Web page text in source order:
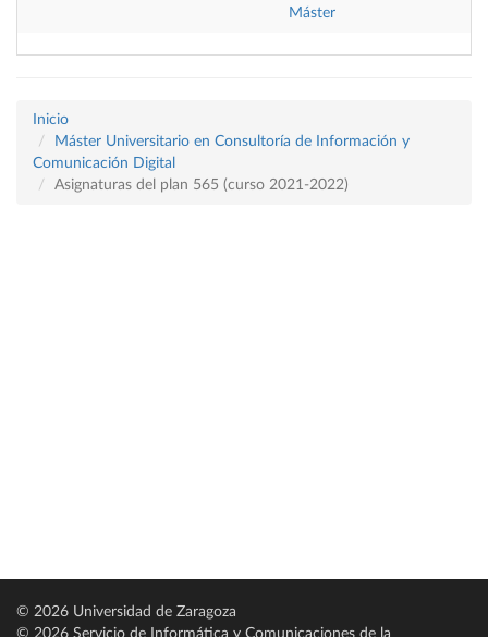
Máster
Inicio
Máster Universitario en Consultoría de Información y
Comunicación Digital
Asignaturas del plan 565 (curso 2021-2022)
© 2026 Universidad de Zaragoza
© 2026 Servicio de Informática y Comunicaciones de la